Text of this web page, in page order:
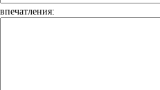
впечатления: